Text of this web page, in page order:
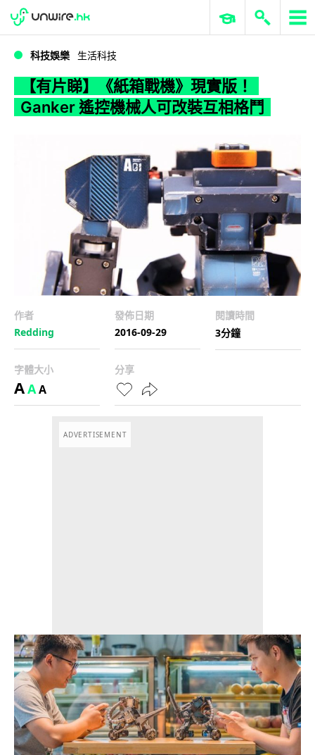
WWDC 2026 ERP 與商業 AI
科技娛樂 生活科技
【有片睇】《紙箱戰機》現實版！
Ganker 遙控機械人可改裝互相格鬥
作者
Redding
發佈日期
2016-09-29
閱讀時間
3分鐘
字體大小
AAA
分享
ADVERTISEMENT